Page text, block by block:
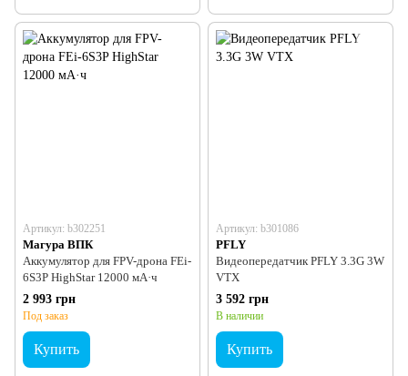
Артикул: b302251
Магура ВПК
Аккумулятор для FPV-дрона FEi-
6S3P HighStar 12000 мА·ч
2 993 грн
Под заказ
Купить
Артикул: b301086
PFLY
Видеопередатчик PFLY 3.3G 3W
VTX
3 592 грн
В наличии
Купить